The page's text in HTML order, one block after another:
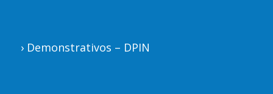
› Demonstrativos – DPIN